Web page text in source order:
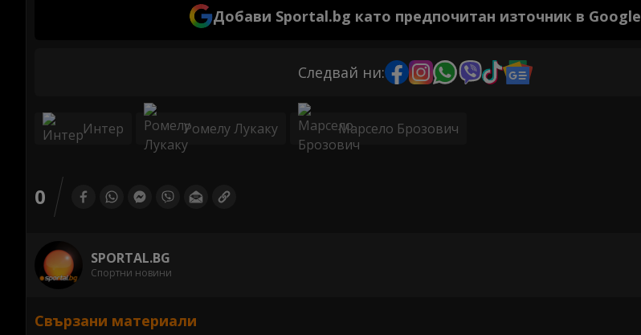
Добави Sportal.bg като предпочитан източник в Google
Следвай ни:
Интер Ромелу Лукаку Марсело Брозович
0
SPORTAL.BG
Спортни новини
Свързани материали